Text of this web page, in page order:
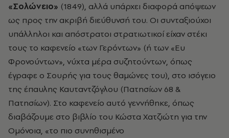
«Σολώνειο» (1849), αλλά υπάρχει διαφορά απόψεων
ως προς την ακριβή διεύθυνσή του. Οι συνταξιούχοι
υπάλληλοι και απόστρατοι στρατιωτικοί είχαν στέκι
τους το καφενείο «των Γερόντων» (ή των «Ευ
Φρονούντων», νύχτα μέρα συζητούντων, όπως
έγραφε ο Σουρής για τους θαμώνες του), στο ισόγειο
της έπαυλης Καυταντζόγλου (Πατησίων 68 &
Πατησίων). Στο καφενείο αυτό γεννήθηκε, όπως
διαβάζουμε στο βιβλίο του Κώστα Χατζιώτη για την
Ομόνοια, «το πιο συνηθισμένο